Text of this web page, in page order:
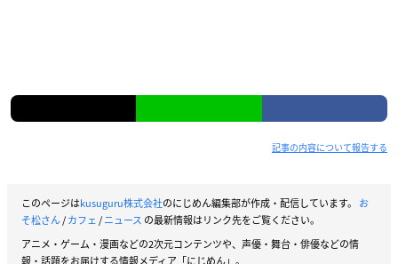
290円＋税
・カラ松のブルーグラスパフェ：1,29
・一松の紫キャベツのペペロンチーノ：1,490円＋税
・十四松のパンプキングラタン：1,490円＋税
・トッティのローストビーフ トルティーヤブーケ：1,490円
記事の内容について報告する
このページはkusuguru株式会社のにじめん編集部が作成・配信しています。 お
そ松さん/カフェ/ニュース の最新情報はリンク先をご覧ください。
アニメ・ゲーム・漫画などの2次元コンテンツや、声優・舞台・俳優などの情
報・話題をお届けする情報メディア「にじめん」。